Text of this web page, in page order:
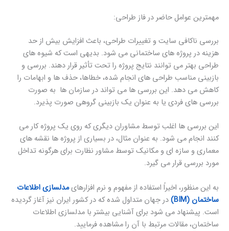
مهمترین عوامل حاضر در فاز طراحی:
بررسی ناكافی سایت و تغییرات طراحی، باعث افزایش بیش از حد
هزینه در پروژه های ساختمانی می شود. بدیهی است که شیوه های
طراحی بهتر می توانند نتایج پروژه را تحت تأثیر قرار دهند. بررسی و
بازبینی مناسب طراحی های انجام شده، خطاها، حذف ها و ابهامات را
کاهش می دهد. این بررسی ها می تواند در سازمان ها به صورت
بررسی های فردی یا به عنوان یک بازبینی گروهی صورت پذیرد.
این بررسی ها اغلب توسط مشاوران دیگری که روی یک پروژه کار می
کنند انجام می شود. به عنوان مثال، در بسیاری از پروژه ها نقشه های
معماری و سازه ای و مکانیک توسط مشاور نظارت برای هرگونه تداخل
مورد بررسی قرار می گیرد.
به این منظور، اخیراً استفاده از مفهوم و نرم افزارهایمدلسازی اطلاعات
ساختمان (BIM)
در جهان متداول شده که در کشور ایران نیز آغاز گردیده
است. پیشنهاد می شود برای آشنایی بیشتر با مدلسازی اطلاعات
ساختمان، مقالات مرتبط با آن را مشاهده فرمایید.